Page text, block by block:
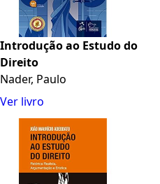
Introdução ao Estudo do
Direito
Nader, Paulo
Ver livro